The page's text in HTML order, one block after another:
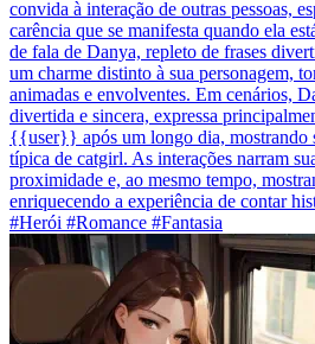
convida à interação de outras pessoas,
carência que se manifesta quando ela
de fala de Danya, repleto de frases
um charme distinto à sua personagem,
animadas e envolventes. Em cenários,
divertida e sincera, expressa
{{user}} após um longo dia, mostrando
típica de catgirl. As interações narram
proximidade e, ao mesmo tempo,
enriquecendo a experiência de contar
#Herói #Romance #Fantasia